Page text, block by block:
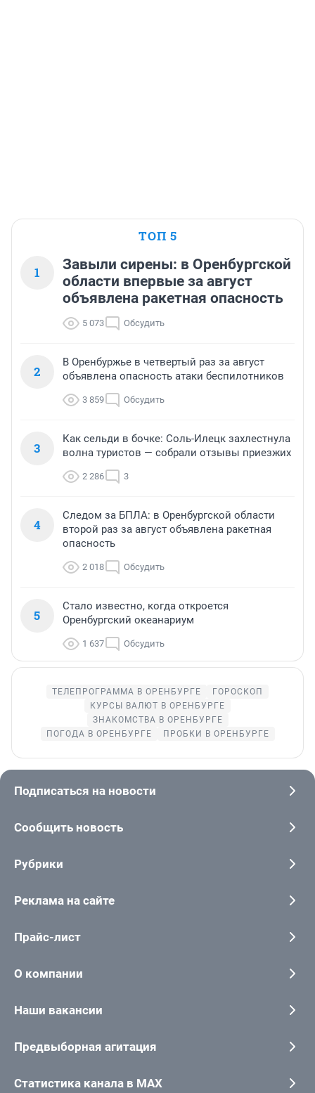
ТОП 5
1
Завыли сирены: в Оренбургской
области впервые за август
объявлена ракетная опасность
5 073 Обсудить
2
В Оренбуржье в четвертый раз за август
объявлена опасность атаки беспилотников
3 859 Обсудить
3
Как сельди в бочке: Соль-Илецк захлестнула
волна туристов — собрали отзывы приезжих
2 286 3
4
Следом за БПЛА: в Оренбургской области
второй раз за август объявлена ракетная
опасность
2 018 Обсудить
5
Стало известно, когда откроется
Оренбургский океанариум
1 637 Обсудить
ТЕЛЕПРОГРАММА В ОРЕНБУРГЕ
ГОРОСКОП
КУРСЫ ВАЛЮТ В ОРЕНБУРГЕ
ЗНАКОМСТВА В ОРЕНБУРГЕ
ПОГОДА В ОРЕНБУРГЕ
ПРОБКИ В ОРЕНБУРГЕ
Подписаться на новости
Сообщить новость
Рубрики
Реклама на сайте
Прайс-лист
О компании
Наши вакансии
Предвыборная агитация
Статистика канала в MAX